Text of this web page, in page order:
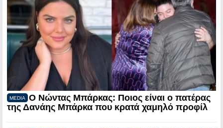
MEDIA
Ο Νώντας Μπάρκας: Ποιος είναι ο πατέρας
της Δανάης Μπάρκα που κρατά χαμηλό προφίλ